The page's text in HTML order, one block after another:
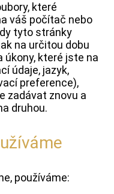
které
váš počítač nebo
tyto stránky
na určitou dobu
které jste na
údaje, jazyk,
preference),
zadávat znovu a
druhou.
používáme: